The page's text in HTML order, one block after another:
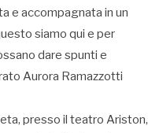
e accompagnata in un
siamo qui e per
dare spunti e
Aurora Ramazzotti
presso il teatro Ariston,